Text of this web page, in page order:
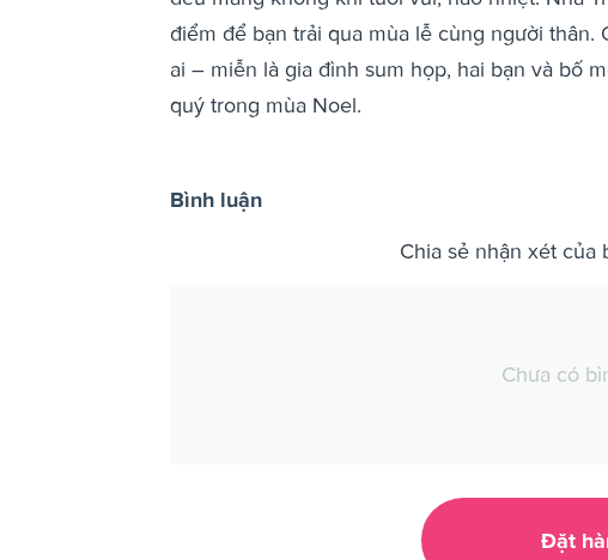
điểm để bạn trải qua mùa lễ cùng người
ai – miễn là gia đình sum họp, hai bạn và bố
quý trong mùa Noel.
Bình luận
Chia sẻ nhận xét của
Chưa có
Đặt